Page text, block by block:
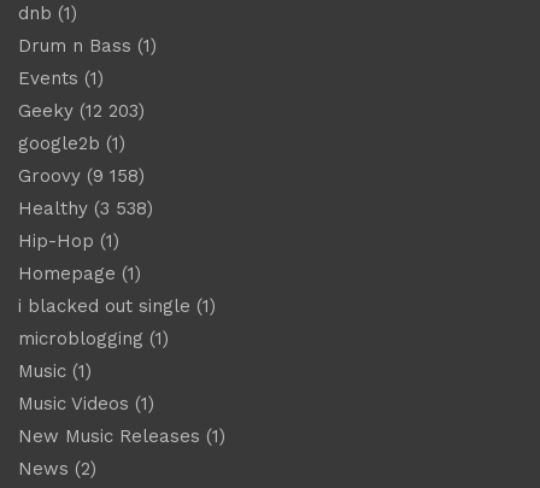
dnb (1)
Drum n Bass (1)
Events (1)
Geeky (12 203)
google2b (1)
Groovy (9 158)
Healthy (3 538)
Hip-Hop (1)
Homepage (1)
i blacked out single (1)
microblogging (1)
Music (1)
Music Videos (1)
New Music Releases (1)
News (2)